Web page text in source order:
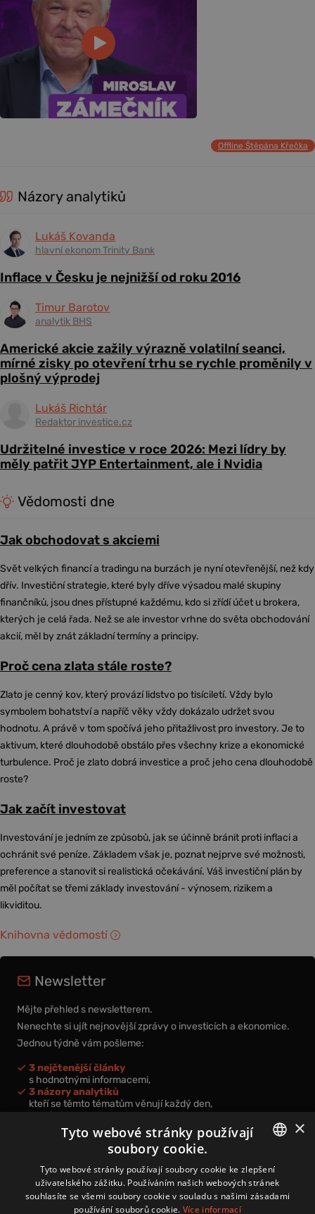
Offline Štěpána Křečka
Názory analytiků
Lukáš Kovanda
hlavní ekonom Trinity Bank
Inflace v Česku je nejnižší od roku 2016
Timur Barotov
analytik BHS
Americké akcie zažily výrazně volatilní seanci,
mírné zisky po otevření trhu se rychle proměnily v
plošný výprodej
Lukáš Richtár
Redaktor investice.cz
Udržitelné investice v roce 2026: Mezi lídry by
měly patřit JYP Entertainment, ale i Nvidia
Vědomosti dne
Jak obchodovat s akciemi
Svět velkých financí a tradingu na burzách je nyní otevřenější, než kdy
dřív. Investiční strategie, které byly dříve výsadou malé skupiny
finančníků, jsou dnes přístupné každému, kdo si zřídí účet u brokera,
kterých je celá řada. Než se ale investor vrhne do světa obchodování
akcií, měl by znát základní termíny a principy.
Proč cena zlata stále roste?
Zlato je cenný kov, který provází lidstvo po tisíciletí. Vždy bylo
symbolem bohatství a napříč věky vždy dokázalo udržet svou
hodnotu. A právě v tom spočívá jeho přitažlivost pro investory. Je to
aktivum, které dlouhodobě obstálo přes všechny krize a ekonomické
turbulence. Proč je zlato dobrá investice a proč jeho cena dlouhodobě
roste?
Jak začít investovat
Investování je jedním ze způsobů, jak se účinně bránit proti inflaci a
ochránit své peníze. Základem však je, poznat nejprve své možnosti,
preference a stanovit si realistická očekávání. Váš investiční plán by
měl počítat se třemi základy investování - výnosem, rizikem a
likviditou.
Knihovna vědomostí
Newsletter
Mějte přehled s newsletterem.
Nenechte si ujít nejnovější zprávy o investicích a ekonomice.
Jednou týdně vám pošleme:
3 nejčtenější články
s hodnotnými informacemi,
3 názory analytiků
kteří se těmto tématům věnují každý den,
nová videa a podcasty
k prohloubení vašich znalostí.
Přihlášením k newsletteru vyjadřujete svůj souhlas spodmínkami
zpracování osobních údajů.
CZECH
×
Tyto webové stránky používají
soubory cookie.
Tyto webové stránky používají soubory cookie ke zlepšení
uživatelského zážitku. Používáním našich webových stránek
souhlasíte se všemi soubory cookie v souladu s našimi zásadami
používání souborů cookie. Více informací